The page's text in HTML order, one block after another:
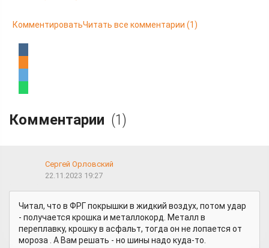
КомментироватьЧитать все комментарии (1)
Комментарии (1)
Сергей Орловский
22.11.2023 19:27
Читал, что в ФРГ покрышки в жидкий воздух, потом удар
- получается крошка и металлокорд. Металл в
переплавку, крошку в асфальт, тогда он не лопается от
мороза . А Вам решать - но шины надо куда-то.